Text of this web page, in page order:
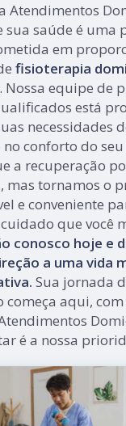
Atendimentos
sua saúde é uma
em
fisioterapia
Nossa equipe de
está
necessidades
conforto do
a recuperação
mas tornamos o
e conveniente
que você
conosco hoje e
a uma vida
Sua jornada
começa aqui, com
é a nossa